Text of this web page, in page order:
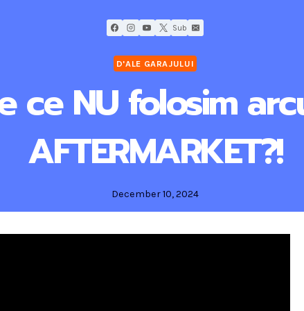
Sub
D'ALE GARAJULUI
ce NU folosim
AFTERMARKET?!
December 10, 2024